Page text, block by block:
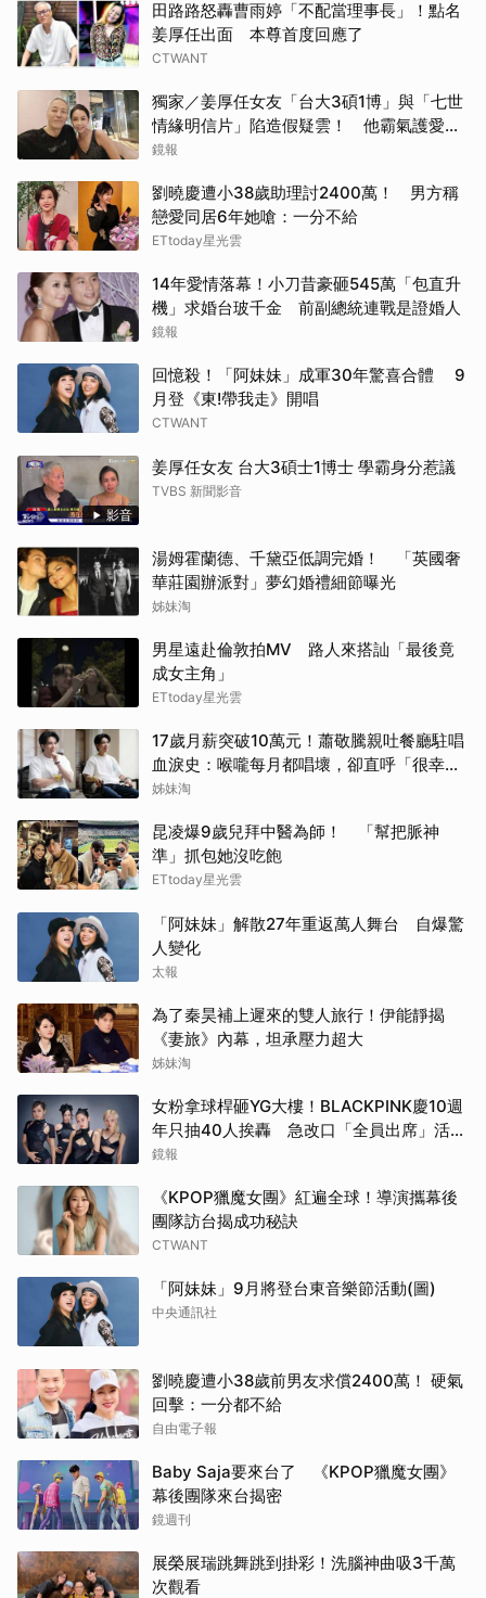
田路路怒轟曹雨婷「不配當理事長」！點名
姜厚任出面 本尊首度回應了
CTWANT
獨家／姜厚任女友「台大3碩1博」與「七世
情緣明信片」陷造假疑雲！ 他霸氣護愛：
她是文盲我也喜歡！
鏡報
劉曉慶遭小38歲助理討2400萬！ 男方稱
戀愛同居6年她嗆：一分不給
ETtoday星光雲
14年愛情落幕！小刀昔豪砸545萬「包直升
機」求婚台玻千金 前副總統連戰是證婚人
鏡報
回憶殺！「阿妹妹」成軍30年驚喜合體 9
月登《東!帶我走》開唱
CTWANT
影音
姜厚任女友 台大3碩士1博士 學霸身分惹議
TVBS 新聞影音
湯姆霍蘭德、千黛亞低調完婚！ 「英國奢
華莊園辦派對」夢幻婚禮細節曝光
姊妹淘
男星遠赴倫敦拍MV 路人來搭訕「最後竟
成女主角」
ETtoday星光雲
17歲月薪突破10萬元！蕭敬騰親吐餐廳駐唱
血淚史：喉嚨每月都唱壞，卻直呼「很幸
福」
姊妹淘
昆凌爆9歲兒拜中醫為師！ 「幫把脈神
準」抓包她沒吃飽
ETtoday星光雲
「阿妹妹」解散27年重返萬人舞台 自爆驚
人變化
太報
為了秦昊補上遲來的雙人旅行！伊能靜揭
《妻旅》內幕，坦承壓力超大
姊妹淘
女粉拿球桿砸YG大樓！BLACKPINK慶10週
年只抽40人挨轟 急改口「全員出席」活動
場地曝光了
鏡報
《KPOP獵魔女團》紅遍全球！導演攜幕後
團隊訪台揭成功秘訣
CTWANT
「阿妹妹」9月將登台東音樂節活動(圖)
中央通訊社
劉曉慶遭小38歲前男友求償2400萬！ 硬氣
回擊：一分都不給
自由電子報
Baby Saja要來台了 《KPOP獵魔女團》
幕後團隊來台揭密
鏡週刊
展榮展瑞跳舞跳到掛彩！洗腦神曲吸3千萬
次觀看